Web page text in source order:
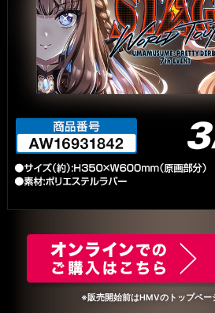
※販売開始前はHMVのトップペー